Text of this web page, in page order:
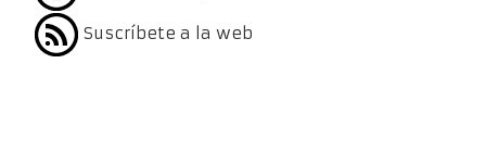
Suscríbete a la web